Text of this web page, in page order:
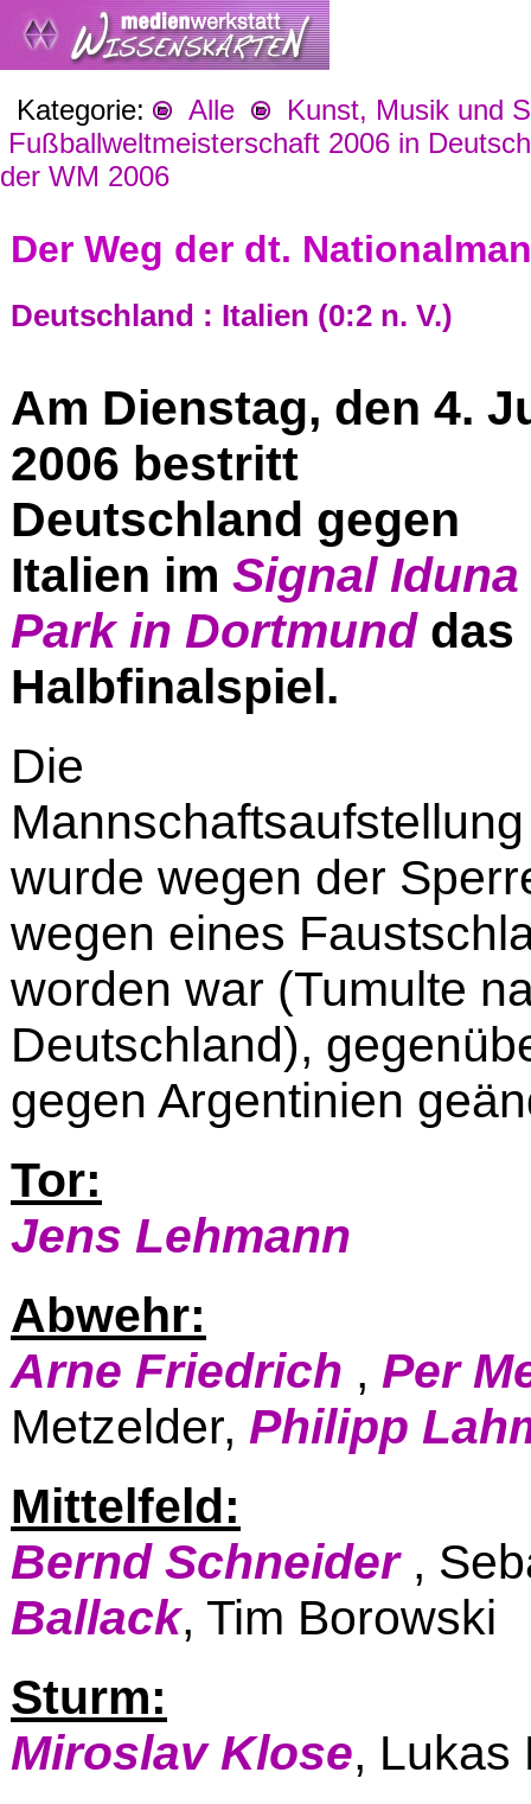
Kategorie: Alle
Kunst, Musik und
Fußballweltmeisterschaft 2006 in
der WM 2006
Der Weg der dt.
Deutschland : Italien (0:2 n. V.)
Am Dienstag, den 4.
2006 bestritt
Deutschland gegen
Italien im Signal Iduna
Park in Dortmunddas
Halbfinalspiel.
Die
Mannschaftsaufstellung
wurde wegen der
wegen eines
worden war (Tumulte
Deutschland),
gegen Argentinien
Tor:
Jens Lehmann
Abwehr:
Arne Friedrich , Per
Metzelder, Philipp
Mittelfeld:
Bernd Schneider ,
Ballack, Tim Borowski
Sturm:
Miroslav Klose, Lukas